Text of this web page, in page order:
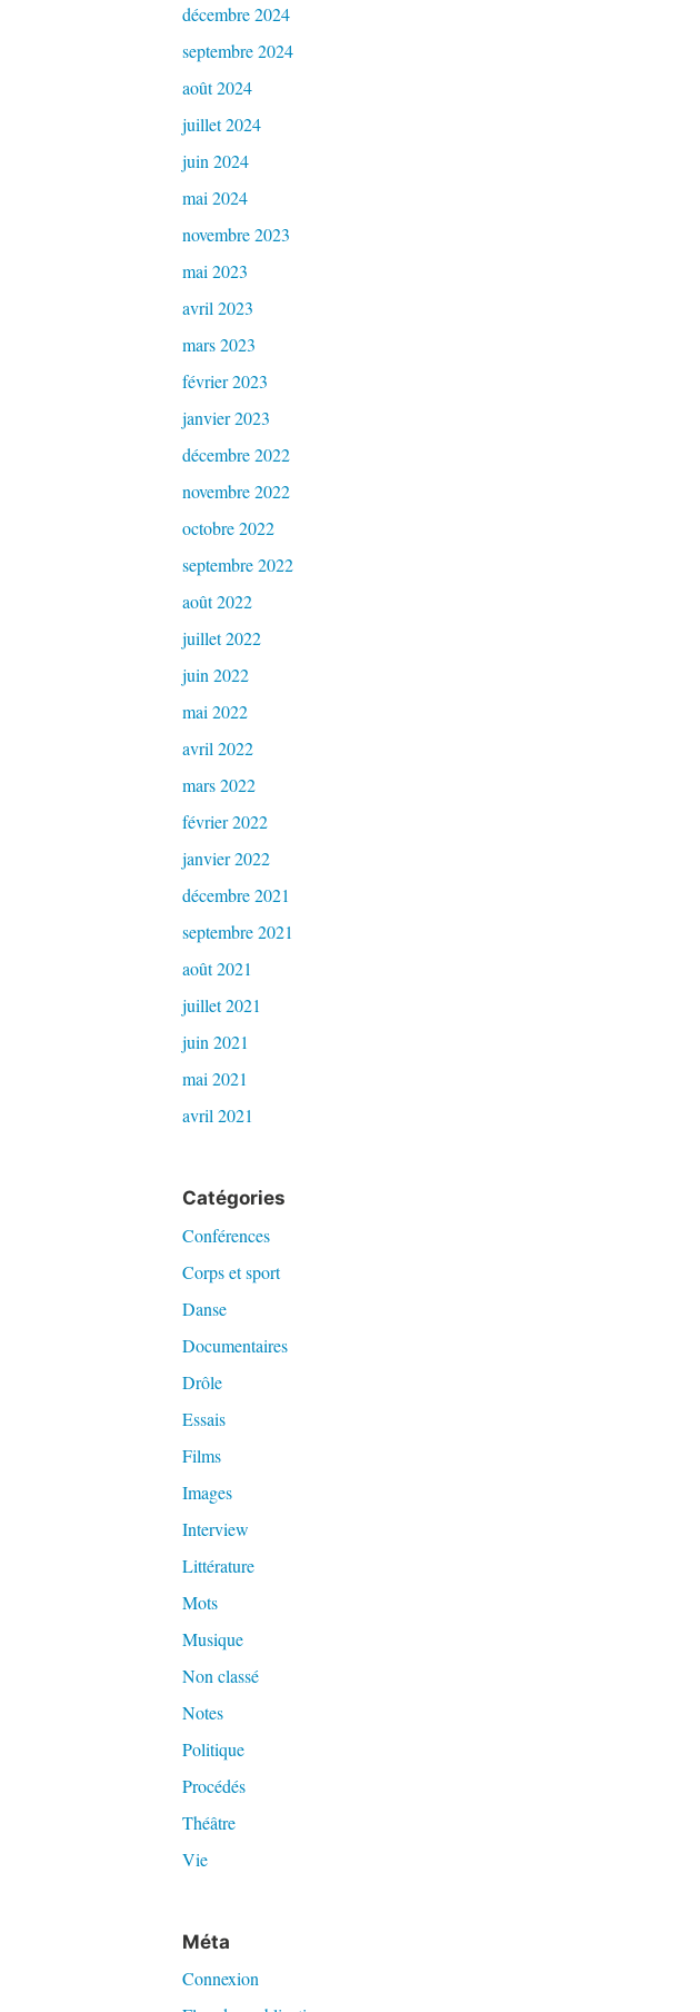
décembre 2024
septembre 2024
août 2024
juillet 2024
juin 2024
mai 2024
novembre 2023
mai 2023
avril 2023
mars 2023
février 2023
janvier 2023
décembre 2022
novembre 2022
octobre 2022
septembre 2022
août 2022
juillet 2022
juin 2022
mai 2022
avril 2022
mars 2022
février 2022
janvier 2022
décembre 2021
septembre 2021
août 2021
juillet 2021
juin 2021
mai 2021
avril 2021
Catégories
Conférences
Corps et sport
Danse
Documentaires
Drôle
Essais
Films
Images
Interview
Littérature
Mots
Musique
Non classé
Notes
Politique
Procédés
Théâtre
Vie
Méta
Connexion